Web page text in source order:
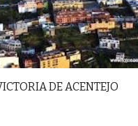
DE ACENTEJO